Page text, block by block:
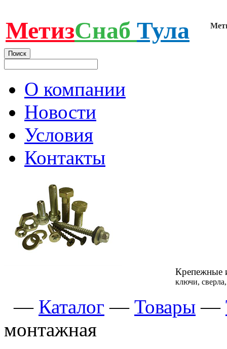
МетизСнаб Тула
О компании
Новости
Условия
Контакты
Крепежные
ключи,
— Каталог — Товары —
монтажная